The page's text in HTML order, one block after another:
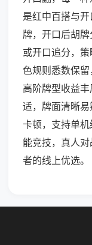
是红中百搭与
牌，开口后胡
或开口追分，
色规则悉数保
高阶牌型收益
适，牌面清晰
卡顿，支持单
能竞技，真人
者的线上优选。